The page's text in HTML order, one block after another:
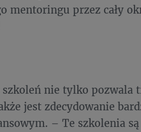
mentoringu przez cały
nie tylko pozwala
jest zdecydowanie
– Te szkolenia są